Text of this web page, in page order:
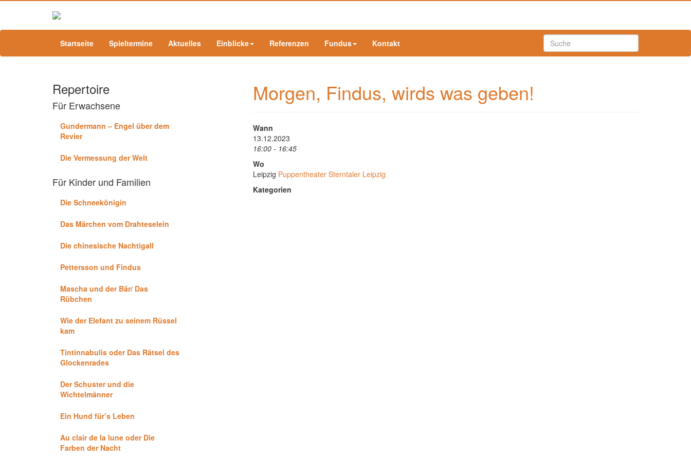
Startseite Spieltermine Aktuelles Einblicke Referenzen Fundus Kontakt
Repertoire
Für Erwachsene
Gundermann – Engel über dem
Revier
Die Vermessung der Welt
Für Kinder und Familien
Die Schneekönigin
Das Märchen vom Drahteselein
Die chinesische Nachtigall
Pettersson und Findus
Mascha und der Bär/ Das
Rübchen
Wie der Elefant zu seinem Rüssel
kam
Tintinnabulis oder Das Rätsel des
Glockenrades
Der Schuster und die
Wichtelmänner
Ein Hund für’s Leben
Au clair de la lune oder Die
Farben der Nacht
Morgen, Findus, wirds was geben!
Wann
13.12.2023
16:00 - 16:45
Wo
Leipzig Puppentheater Sterntaler Leipzig
Kategorien